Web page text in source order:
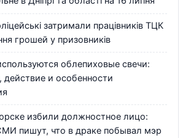
затримали працівників ТЦК
грошей у призовників
облепиховые свечи:
действие и особенности
избили должностное лицо:
пишут, что в драке побывал мэр